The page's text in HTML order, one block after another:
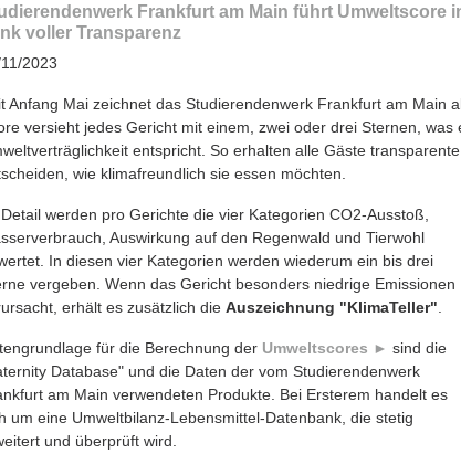
Frankfurt am Main führt Umweltscore
voller Transparenz
2023
Anfang Mai zeichnet das Studierendenwerk Frankfurt am Main
versieht jedes Gericht mit einem, zwei oder drei Sternen,
entspricht. So erhalten alle Gäste
wie klimafreundlich sie essen möchten.
werden pro Gerichte die vier Kategorien CO2-Ausstoß,
Auswirkung auf den Regenwald und Tierwohl
In diesen vier Kategorien werden wiederum ein bis drei
vergeben. Wenn das Gericht besonders niedrige Emissionen
erhält es zusätzlich die Auszeichnung "KlimaTeller"
für die Berechnung der Umweltscores ► sind die
Database" und die Daten der vom Studierendenwerk
am Main verwendeten Produkte. Bei Ersterem handelt es
um eine Umweltbilanz-Lebensmittel-Datenbank, die stetig
und überprüft wird.